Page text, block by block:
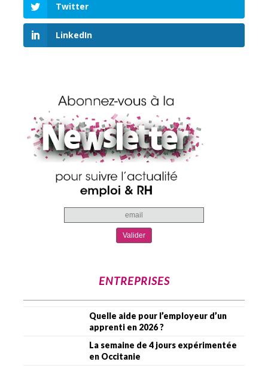
Twitter
LinkedIn
ENTREPRISES
Quelle aide pour l’employeur d’un
apprenti en 2026 ?
La semaine de 4 jours expérimentée
en Occitanie